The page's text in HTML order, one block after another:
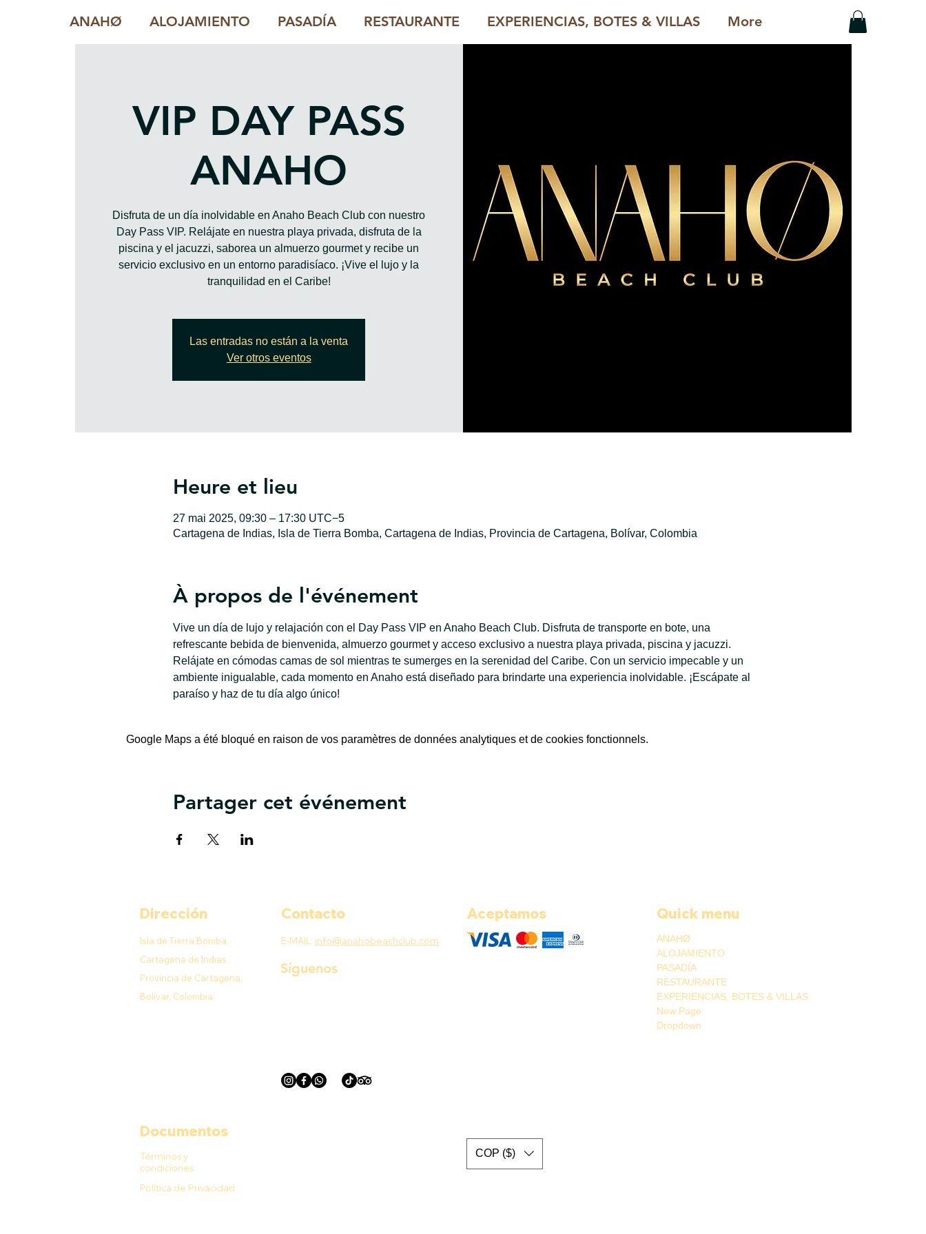
ANAHØ ALOJAMIENTO PASADÍA RESTAURANTE EXPERIENCIAS, BOTES & VILLAS More
VIP DAY PASS
ANAHO
Disfruta de un día inolvidable en Anaho Beach Club con nuestro
Day Pass VIP. Relájate en nuestra playa privada, disfruta de la
piscina y el jacuzzi, saborea un almuerzo gourmet y recibe un
servicio exclusivo en un entorno paradisíaco. ¡Vive el lujo y la
Las entradas no están a la venta
Ver otros eventos
Heure et lieu
27 mai 2025, 09:30 – 17:30 UTC−5
Cartagena de Indias, Isla de Tierra Bomba, Cartagena de Indias, Provincia de Cartagena, Bolívar, Colombia
À propos de l'événement
Vive un día de lujo y relajación con el Day Pass VIP en Anaho Beach Club. Disfruta de transporte en bote, una
refrescante bebida de bienvenida, almuerzo gourmet y acceso exclusivo a nuestra playa privada, piscina y jacuzzi.
Relájate en cómodas camas de sol mientras te sumerges en la serenidad del Caribe. Con un servicio impecable y un
ambiente inigualable, cada momento en Anaho está diseñado para brindarte una experiencia inolvidable. ¡Escápate al
paraíso y haz de tu día algo único!
Google Maps a été bloqué en raison de vos paramètres de données analytiques et de cookies fonctionnels.
Partager cet événement
Dirección
Isla de Tierra Bomba,
Cartagena de Indias,
Provincia de Cartagena,
Bolívar, Colombia
Contacto
E-MAIL: info@anahobeachclub.com
Síguenos
Aceptamos Quick menu
ANAHØ
ALOJAMIENTO
PASADÍA
RESTAURANTE
EXPERIENCIAS, BOTES & VILLAS
New Page
Dropdown
Documentos
Términos y
condiciones
COP ($)
Política de Privacidad